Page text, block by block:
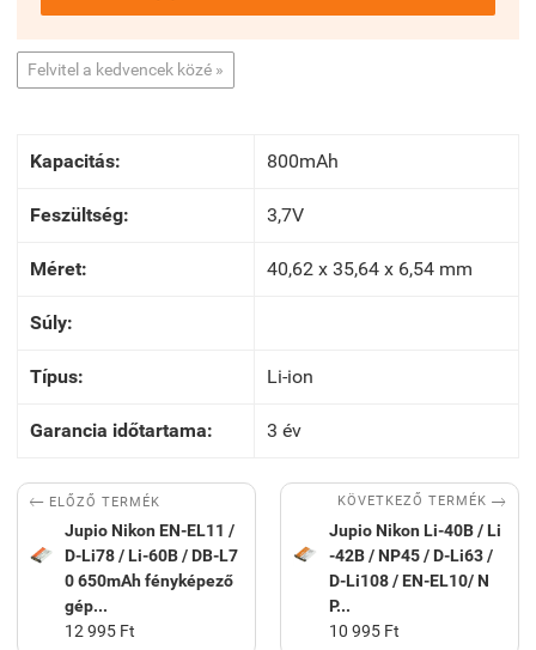
Felvitel a kedvencek közé »
Kapacitás: 800mAh
Feszültség: 3,7V
Méret: 40,62 x 35,64 x 6,54 mm
Súly:
Típus: Li-ion
Garancia időtartama: 3 év
 ELŐZŐ TERMÉK
Jupio Nikon EN-EL11 /
D-Li78 / Li-60B / DB-L7
0 650mAh fényképező
gép...
12 995 Ft
KÖVETKEZŐ TERMÉK 
Jupio Nikon Li-40B / Li
-42B / NP45 / D-Li63 /
D-Li108 / EN-EL10/ N
P...
10 995 Ft